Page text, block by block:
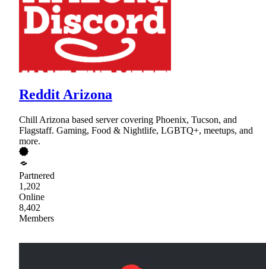
Reddit Arizona
Chill Arizona based server covering Phoenix, Tucson, and
Flagstaff. Gaming, Food & Nightlife, LGBTQ+, meetups, and
more.
Partnered
1,202
Online
8,402
Members